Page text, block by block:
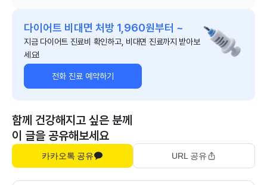
다이어트 비대면 처방 1,960원부터 ~
지금 다이어트 진료비 확인하고, 비대면 진료까지 받아보
세요!
전화 진료 예약하기
함께 건강해지고 싶은 분께
이 글을 공유해보세요
카카오톡 공유 URL 공유